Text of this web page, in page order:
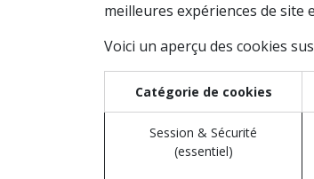
meilleures expériences de site
Voici un aperçu des cookies
Catégorie de cookies
Session & Sécurité
(essentiel)